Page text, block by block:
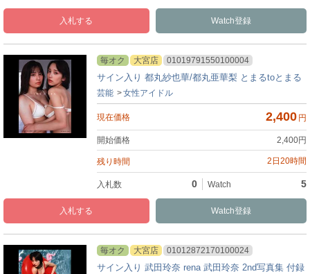
Watch
入札
毎オク 大宮店 01019791550100004
サイン入り 都丸紗也華/都丸亜華梨 とまるtoとまる
Watch
入札
2,400 円
2,400円
0 5
2日20時間
芸能 女性アイドル
毎オク 大宮店 01012872170100024
サイン入り 武田玲奈 rena 武田玲奈 2nd写真集 付録